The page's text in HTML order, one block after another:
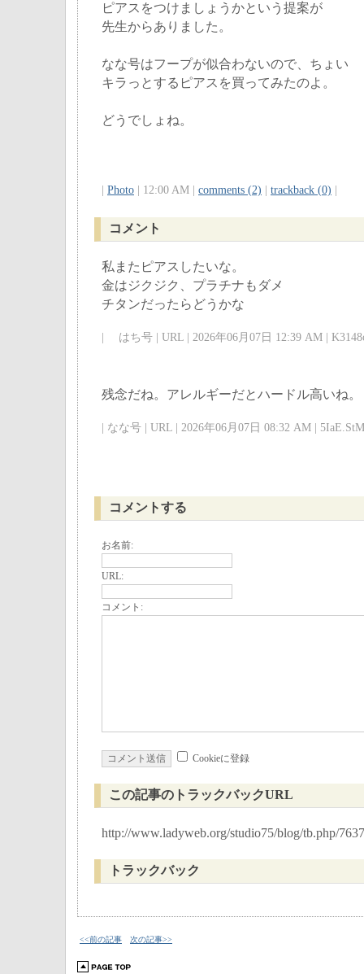
ピアスをつけましょうかという提案が
先生からありました。
なな号はフープが似合わないので、ちょい
キラっとするピアスを買ってみたのよ。
どうでしょね。
Photo | 12:00 AM | comments (2) trackback (0)
コメント
私またピアスしたいな。
金はジクジク、プラチナもダメ
チタンだったらどうかな
| はち号 | URL | 2026年06月07日 12:39 AM |
残念だね。アレルギーだとハードル高いね。
| なな号 | URL | 2026年06月07日 08:32 AM |
コメントする
お名前:
URL:
コメント:
Cookieに登録
この記事のトラックバックURL
http://www.ladyweb.org/studio75/blog/tb.php/7637
トラックバック
<<前の記事 次の記事>>